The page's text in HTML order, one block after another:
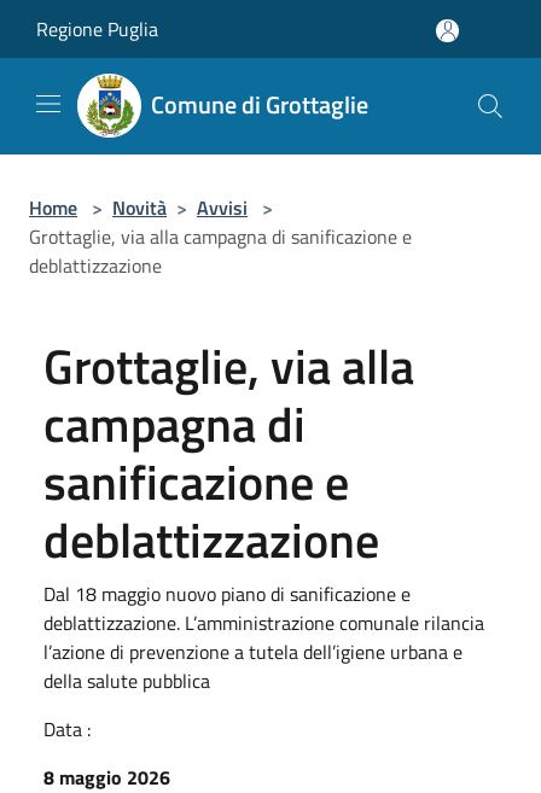
Regione Puglia
Comune di Grottaglie
Home > Novità > Avvisi >
Grottaglie, via alla campagna di sanificazione e
deblattizzazione
Grottaglie, via alla
campagna di
sanificazione e
deblattizzazione
Dal 18 maggio nuovo piano di sanificazione e
deblattizzazione. L’amministrazione comunale rilancia
l’azione di prevenzione a tutela dell’igiene urbana e
della salute pubblica
Data :
8 maggio 2026